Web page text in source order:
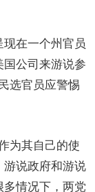
在一个州官员
公司来游说参
选官员应警惕
为其自己的使
游说政府和游说
情况下，两党